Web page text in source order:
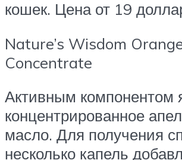
кошек. Цена от 19
Nature’s Wisdom
Concentrate
Активным компонентом
концентрированное
масло. Для получения
несколько капель